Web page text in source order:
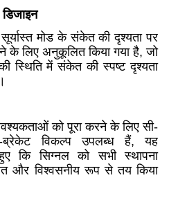
डिजाइन
सूर्यास्त मोड के संकेत की दृश्यता पर
के लिए अनुकूलित किया गया है, जो
स्थिति में संकेत की स्पष्ट दृश्यता
को पूरा करने के लिए सी-
विकल्प उपलब्ध हैं, यह
कि सिग्नल को सभी स्थापना
और विश्वसनीय रूप से तय किया